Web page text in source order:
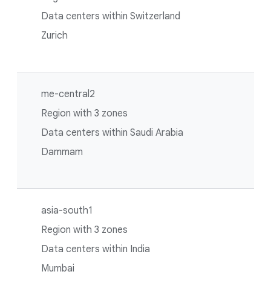
Data centers within Switzerland
Zurich
me-central2
Region with 3 zones
Data centers within Saudi Arabia
Dammam
asia-south1
Region with 3 zones
Data centers within India
Mumbai